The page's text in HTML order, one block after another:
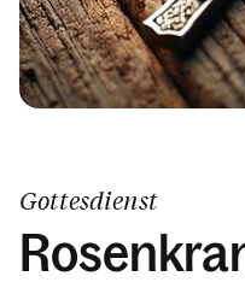
Gottesdienst